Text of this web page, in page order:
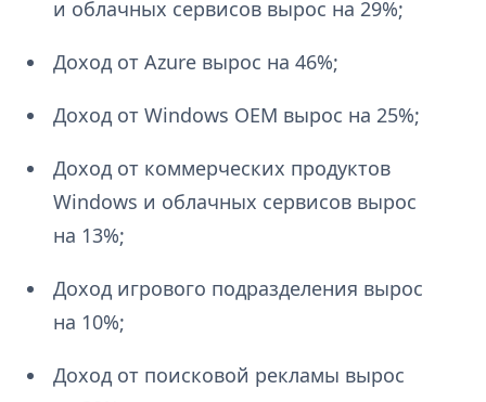
и облачных сервисов вырос на 29%;
Доход от Azure вырос на 46%;
Доход от Windows OEM вырос на 25%;
Доход от коммерческих продуктов
Windows и облачных сервисов вырос
на 13%;
Доход игрового подразделения вырос
на 10%;
Доход от поисковой рекламы вырос